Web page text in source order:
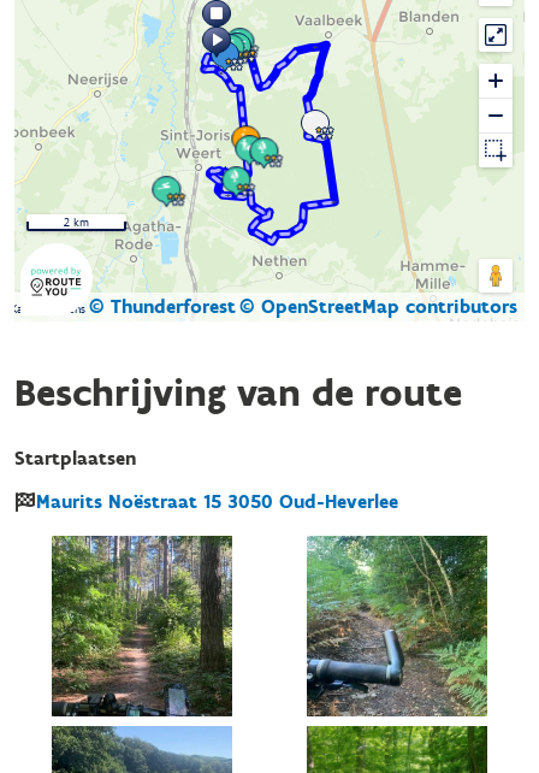
Kaartgegevens © Thunderforest© OpenStreetMap contributors
2 km
Beschrijving van de route
Startplaatsen
Maurits Noëstraat 15 3050 Oud-Heverlee